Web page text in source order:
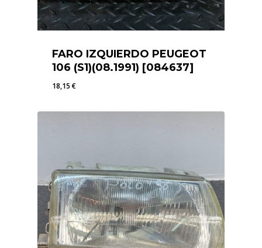
FARO IZQUIERDO PEUGEOT
106 (S1)(08.1991) [084637]
18,15€